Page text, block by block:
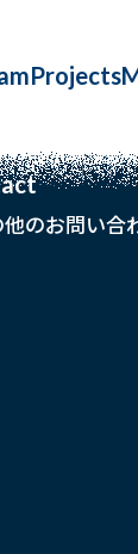
Projects
のお問い合